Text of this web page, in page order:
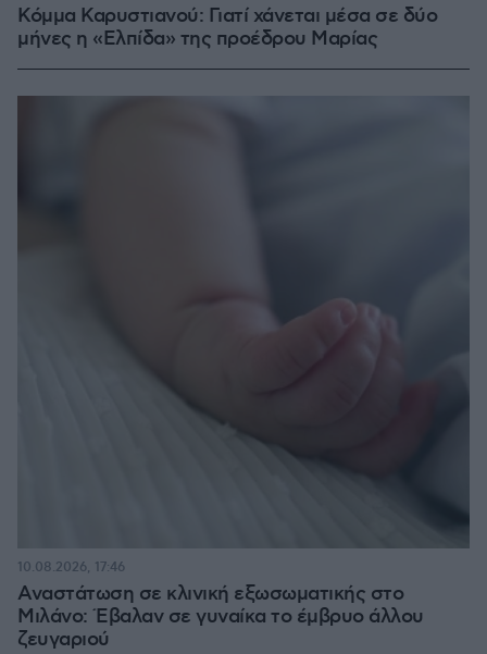
Κόμμα Καρυστιανού: Γιατί χάνεται μέσα σε δύο
μήνες η «Ελπίδα» της προέδρου Μαρίας
Αναστάτωση σε κλινική εξωσωματικής στο
Μιλάνο: Έβαλαν σε γυναίκα το έμβρυο άλλου
ζευγαριού
10.08.2026, 17:46